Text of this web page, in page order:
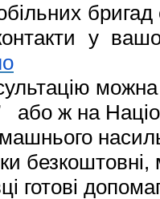
бригад
у
або ж на
готові